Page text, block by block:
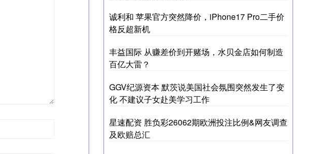
诚利和 苹果官方突然降价，iPhone17 Pro二手价
格反超新机
丰益国际 从赚差价到开赌场，水贝金店如何制造
百亿大雷？
GGV纪源资本 默茨说美国社会氛围突然发生了变
化 不建议子女赴美学习工作
星速配资 胜负彩26062期欧洲投注比例&网友调查
及欧赔总汇